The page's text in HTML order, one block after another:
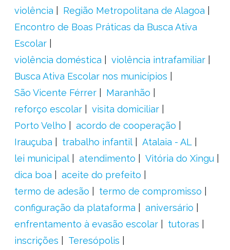
violência
Região Metropolitana de Alagoa
Encontro de Boas Práticas da Busca Ativa
Escolar
violência doméstica
violência intrafamiliar
Busca Ativa Escolar nos municípios
São Vicente Férrer
Maranhão
reforço escolar
visita domiciliar
Porto Velho
acordo de cooperação
Irauçuba
trabalho infantil
Atalaia - AL
lei municipal
atendimento
Vitória do Xingu
dica boa
aceite do prefeito
termo de adesão
termo de compromisso
configuração da plataforma
aniversário
enfrentamento à evasão escolar
tutoras
inscrições
Teresópolis